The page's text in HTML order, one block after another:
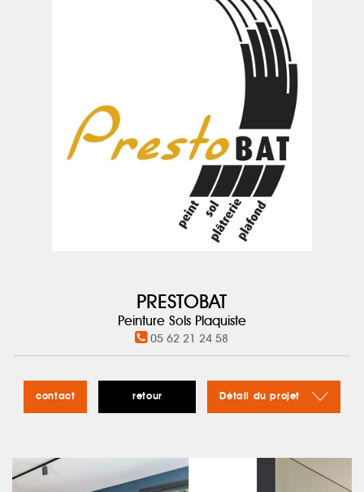
PRESTOBAT
Peinture Sols Plaquiste
05 62 21 24 58
contact retour Détail du projet